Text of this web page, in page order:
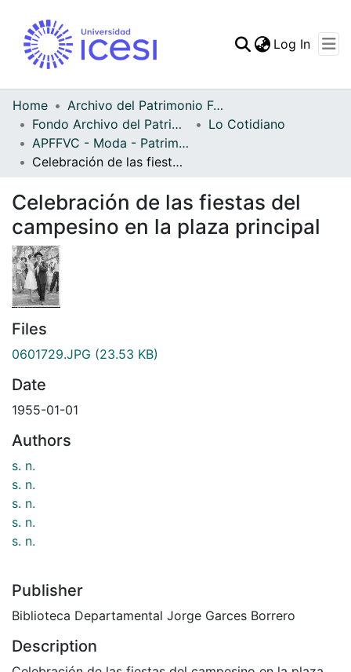
Statistics
Log In
Home
Archivo del Patrimonio Fotográfico y Fílmico del Valle del Cauca
Fondo Archivo del Patrimonio Fotográfico y Fílmico del Valle del Cauca
Lo Cotidiano
APFFVC - Moda - Patrimonial
Celebración de las fiestas del campesino en la plaza principal
Celebración de las fiestas del
campesino en la plaza principal
Files
0601729.JPG (23.53 KB)
Date
1955-01-01
Authors
s. n.
s. n.
s. n.
s. n.
s. n.
Publisher
Biblioteca Departamental Jorge Garces Borrero
Description